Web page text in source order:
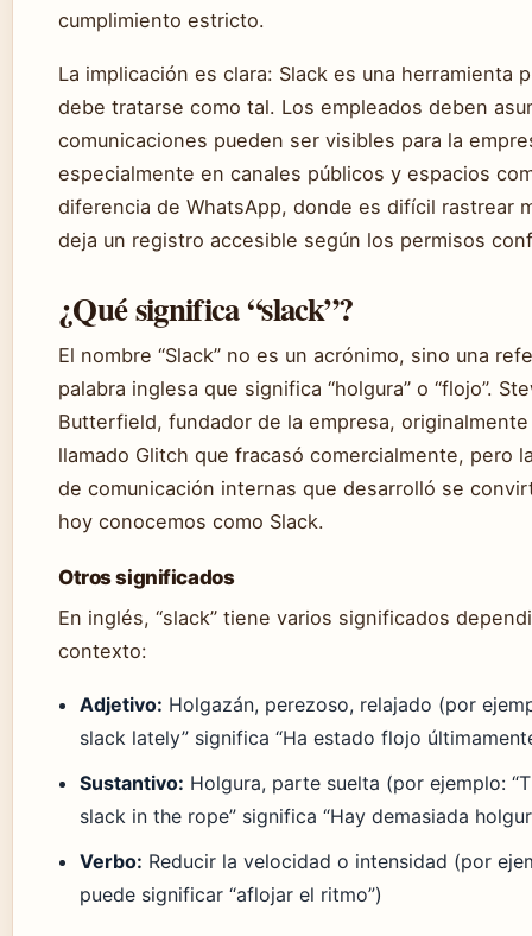
cumplimiento estricto.
La implicación es clara: Slack es una herramienta
debe tratarse como tal. Los empleados deben
comunicaciones pueden ser visibles para la
especialmente en canales públicos y espacios
diferencia de WhatsApp, donde es difícil rastrear
deja un registro accesible según los permisos
¿Qué significa “slack”?
El nombre “Slack” no es un acrónimo, sino una
palabra inglesa que significa “holgura” o “flojo”.
Butterfield, fundador de la empresa,
llamado Glitch que fracasó comercialmente, pero
de comunicación internas que desarrolló se
hoy conocemos como Slack.
Otros significados
En inglés, “slack” tiene varios significados
contexto:
Adjetivo: Holgazán, perezoso, relajado (por
slack lately” significa “Ha estado flojo
Sustantivo: Holgura, parte suelta (por ejemplo:
slack in the rope” significa “Hay demasiada
Verbo: Reducir la velocidad o intensidad (por
puede significar “aflojar el ritmo”)